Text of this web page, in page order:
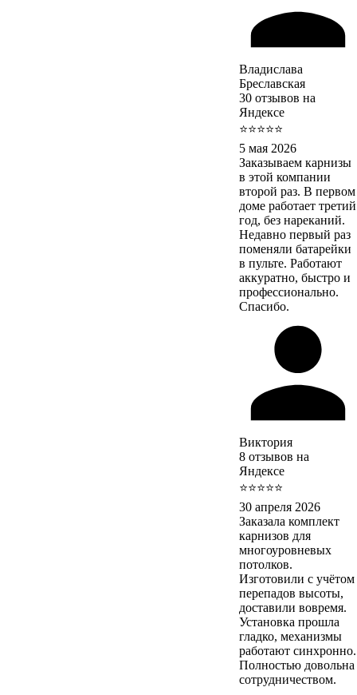
Владислава
Бреславская
30 отзывов на
Яндексе
⭐⭐⭐⭐⭐
5 мая 2026
Заказываем карнизы
в этой компании
второй раз. В первом
доме работает третий
год, без нареканий.
Недавно первый раз
поменяли батарейки
в пульте. Работают
аккуратно, быстро и
профессионально.
Спасибо.
Виктория
8 отзывов на
Яндексе
⭐⭐⭐⭐⭐
30 апреля 2026
Заказала комплект
карнизов для
многоуровневых
потолков.
Изготовили с учётом
перепадов высоты,
доставили вовремя.
Установка прошла
гладко, механизмы
работают синхронно.
Полностью довольна
сотрудничеством.